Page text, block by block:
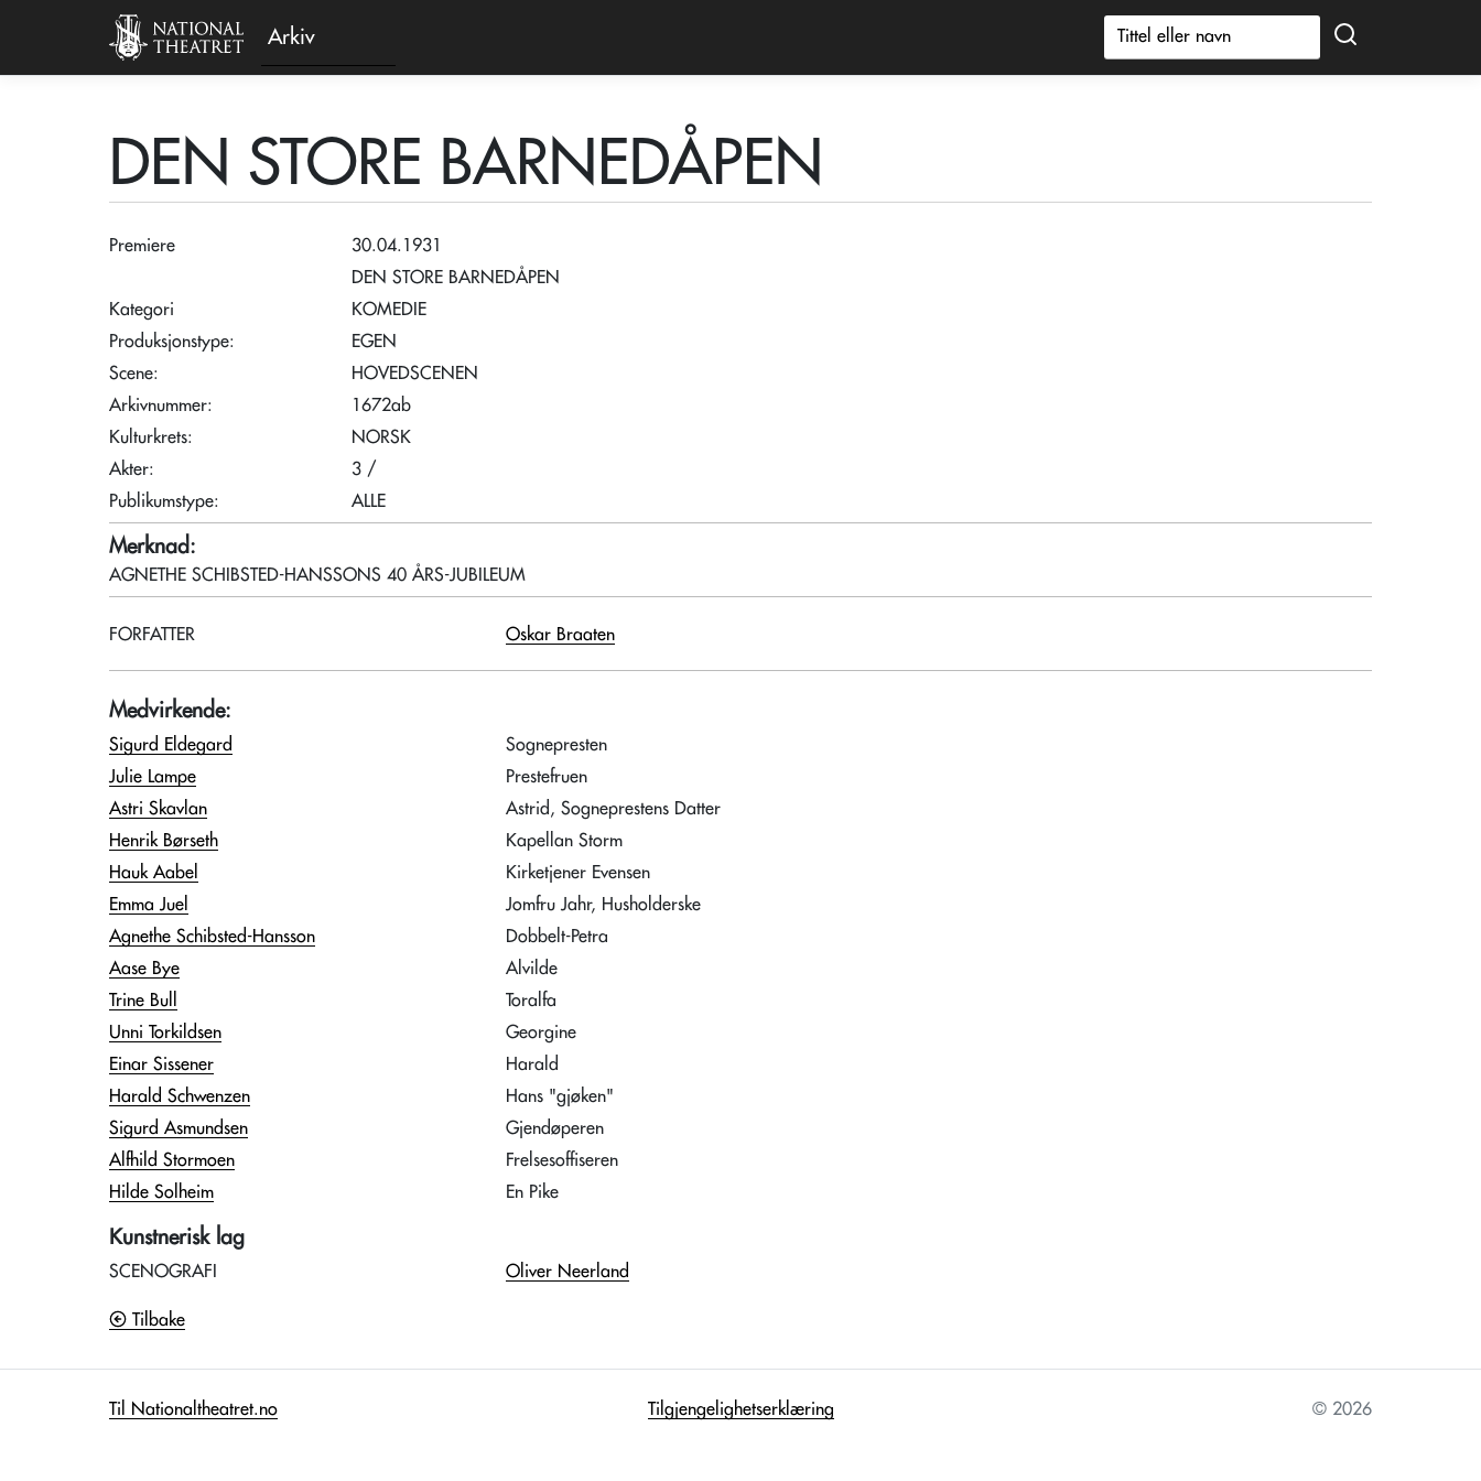
Arkiv
DEN STORE BARNEDÅPEN
Premiere
30.04.1931
DEN STORE BARNEDÅPEN
Kategori
KOMEDIE
Produksjonstype:
EGEN
Scene:
HOVEDSCENEN
Arkivnummer:
1672ab
Kulturkrets:
NORSK
Akter:
3 /
Publikumstype:
ALLE
Merknad:
AGNETHE SCHIBSTED-HANSSONS 40 ÅRS-JUBILEUM
FORFATTER Oskar Braaten
Medvirkende:
Sigurd Eldegard
Sognepresten
Julie Lampe
Prestefruen
Astri Skavlan
Astrid, Sogneprestens Datter
Henrik Børseth
Kapellan Storm
Hauk Aabel
Kirketjener Evensen
Emma Juel
Jomfru Jahr, Husholderske
Agnethe Schibsted-Hansson
Dobbelt-Petra
Aase Bye
Alvilde
Trine Bull
Toralfa
Unni Torkildsen
Georgine
Einar Sissener
Harald
Harald Schwenzen
Hans "gjøken"
Sigurd Asmundsen
Gjendøperen
Alfhild Stormoen
Frelsesoffiseren
Hilde Solheim
En Pike
Kunstnerisk lag
SCENOGRAFI Oliver Neerland
Tilbake
Til Nationaltheatret.no Tilgjengelighetserklæring © 2026